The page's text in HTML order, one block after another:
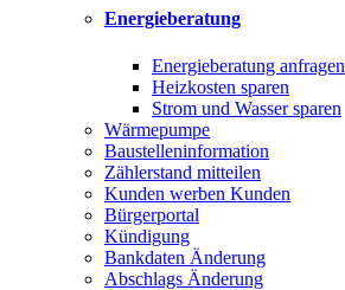
Energieberatung
Energieberatung anfragen
Heizkosten sparen
Strom und Wasser sparen
Wärmepumpe
Baustelleninformation
Zählerstand mitteilen
Kunden werben Kunden
Bürgerportal
Kündigung
Bankdaten Änderung
Abschlags Änderung